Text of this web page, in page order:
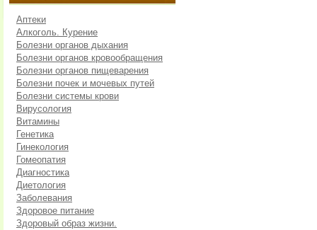
Аптеки
Алкоголь. Курение
Болезни органов дыхания
Болезни органов кровообращения
Болезни органов пищеварения
Болезни почек и мочевых путей
Болезни системы крови
Вирусология
Витамины
Генетика
Гинекология
Гомеопатия
Диагностика
Диетология
Заболевания
Здоровое питание
Здоровый образ жизни.